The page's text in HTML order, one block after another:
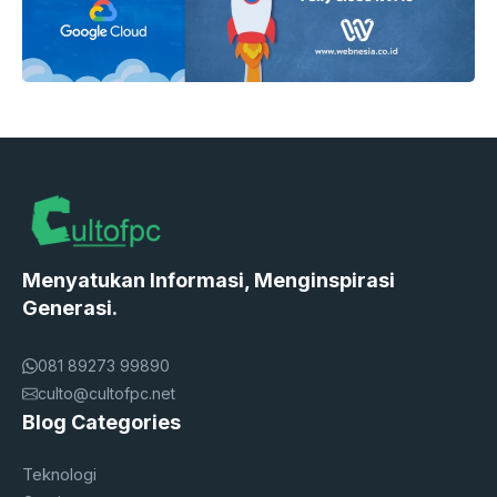
Menyatukan Informasi, Menginspirasi
Generasi.
081 89273 99890
culto@cultofpc.net
Blog Categories
Teknologi